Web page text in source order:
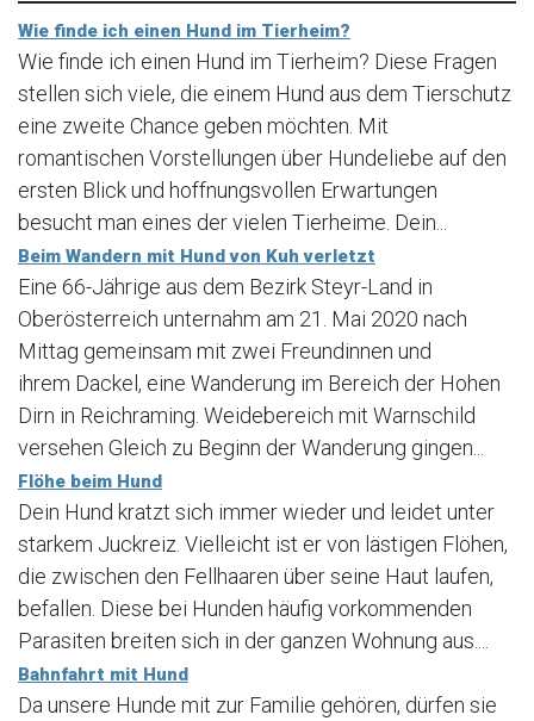
Wie finde ich einen Hund im Tierheim?
Wie finde ich einen Hund im Tierheim? Diese Fragen
stellen sich viele, die einem Hund aus dem Tierschutz
eine zweite Chance geben möchten. Mit
romantischen Vorstellungen über Hundeliebe auf den
ersten Blick und hoffnungsvollen Erwartungen
besucht man eines der vielen Tierheime. Dein...
Beim Wandern mit Hund von Kuh verletzt
Eine 66-Jährige aus dem Bezirk Steyr-Land in
Oberösterreich unternahm am 21. Mai 2020 nach
Mittag gemeinsam mit zwei Freundinnen und
ihrem Dackel, eine Wanderung im Bereich der Hohen
Dirn in Reichraming. Weidebereich mit Warnschild
versehen Gleich zu Beginn der Wanderung gingen...
Flöhe beim Hund
Dein Hund kratzt sich immer wieder und leidet unter
starkem Juckreiz. Vielleicht ist er von lästigen Flöhen,
die zwischen den Fellhaaren über seine Haut laufen,
befallen. Diese bei Hunden häufig vorkommenden
Parasiten breiten sich in der ganzen Wohnung aus....
Bahnfahrt mit Hund
Da unsere Hunde mit zur Familie gehören, dürfen sie